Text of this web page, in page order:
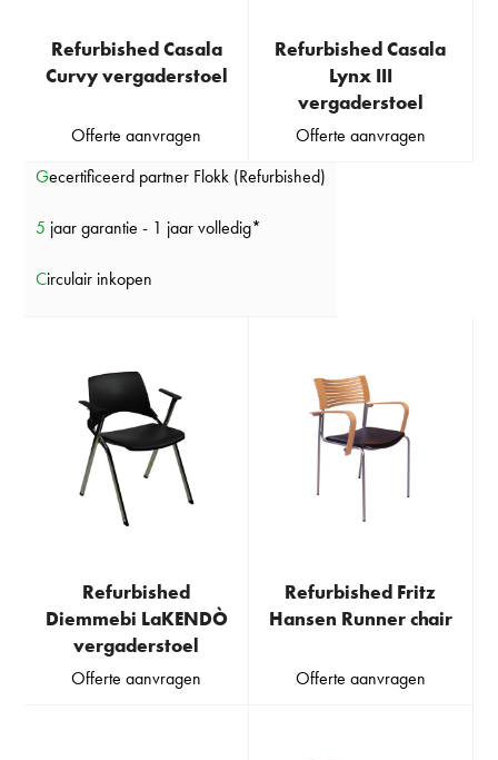
Refurbished Casala
Curvy vergaderstoel
Offerte aanvragen
Refurbished Casala
Lynx III
vergaderstoel
Offerte aanvragen
Gecertificeerd partner Flokk (Refurbished)
5 jaar garantie - 1 jaar volledig*
Circulair inkopen
Refurbished
Diemmebi LaKENDÒ
vergaderstoel
Offerte aanvragen
Refurbished Fritz
Hansen Runner chair
Offerte aanvragen